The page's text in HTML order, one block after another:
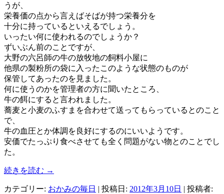
うが、
栄養価の点から言えばそばが持つ栄養分を
十分に持っているといえるでしょう。
いったい何に使われるのでしょうか？
ずいぶん前のことですが、
大野の六呂師の牛の放牧地の飼料小屋に
他県の製粉所の袋に入ったこのような状態のものが
保管してあったのを見ました。
何に使うのかを管理者の方に聞いたところ、
牛の餌にすると言われました。
蕎麦と小麦のふすまを合わせて送ってもらっているとのこと
で、
牛の血圧とか体調を良好にするのにいいようです。
安価でたっぷり食べさせても全く問題がない物とのことでし
た。
続きを読む →
カテゴリー: おかみの毎日 | 投稿日: 2012年3月10日 | 投稿者: